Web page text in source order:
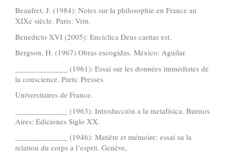
Beaufret, J. (1984): Notes sur la philosophie en France au
XIXe siècle. Paris: Vrin.
Benedicto XVI (2005): Encíclica Deus caritas est.
Bergson, H. (1967) Obras escogidas. México: Aguilar.
_____________ (1961): Essai sur les données immédiates de
la conscience. Paris: Presses
Universitaires de France.
_____________ (1963): Introducción a la metafísica. Buenos
Aires: Ediciones Siglo XX.
_____________ (1946): Matière et mémoire: essai su la
relation du corps a l’esprit. Genève,